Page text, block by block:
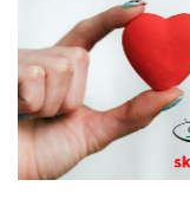
Previous